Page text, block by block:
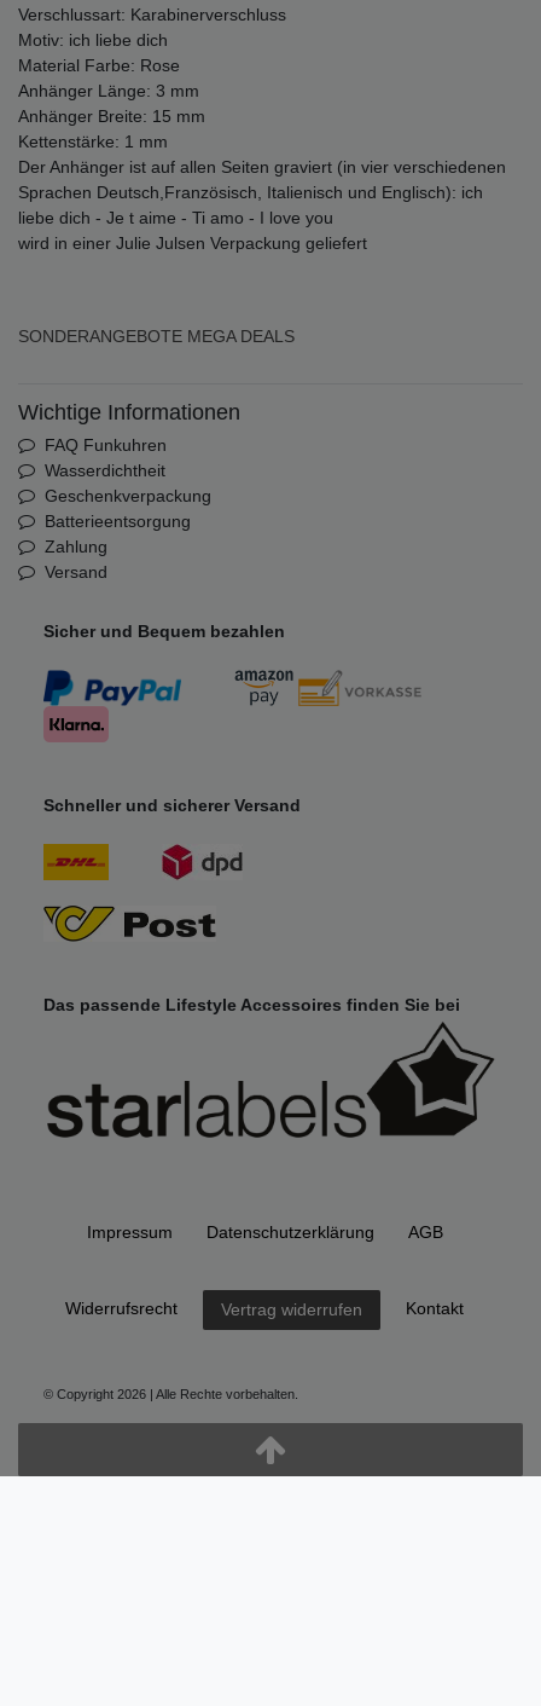
Verschlussart: Karabinerverschluss
Motiv: ich liebe dich
Material Farbe: Rose
Anhänger Länge: 3 mm
Anhänger Breite: 15 mm
Kettenstärke: 1 mm
Der Anhänger ist auf allen Seiten graviert (in vier verschiedenen
Sprachen Deutsch,Französisch, Italienisch und Englisch): ich
liebe dich - Je t aime - Ti amo - I love you
wird in einer Julie Julsen Verpackung geliefert
SONDERANGEBOTE MEGA DEALS
Wichtige Informationen
FAQ Funkuhren
Wasserdichtheit
Geschenkverpackung
Batterieentsorgung
Zahlung
Versand
Sicher und Bequem bezahlen
Schneller und sicherer Versand
Das passende Lifestyle Accessoires finden Sie bei
Impressum Daten­schutz­erklärung AGB
Widerrufs­recht Vertrag widerrufen Kontakt
© Copyright 2026 | Alle Rechte vorbehalten.